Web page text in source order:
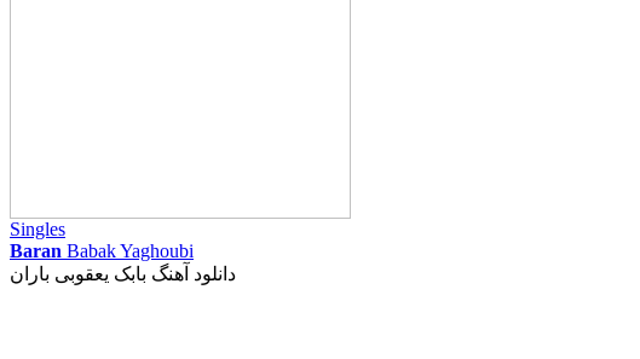
Singles
Baran Babak Yaghoubi
دانلود آهنگ بابک یعقوبی باران